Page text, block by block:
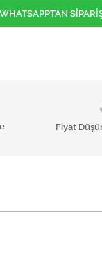
Fiyat
WHATSAPPTAN